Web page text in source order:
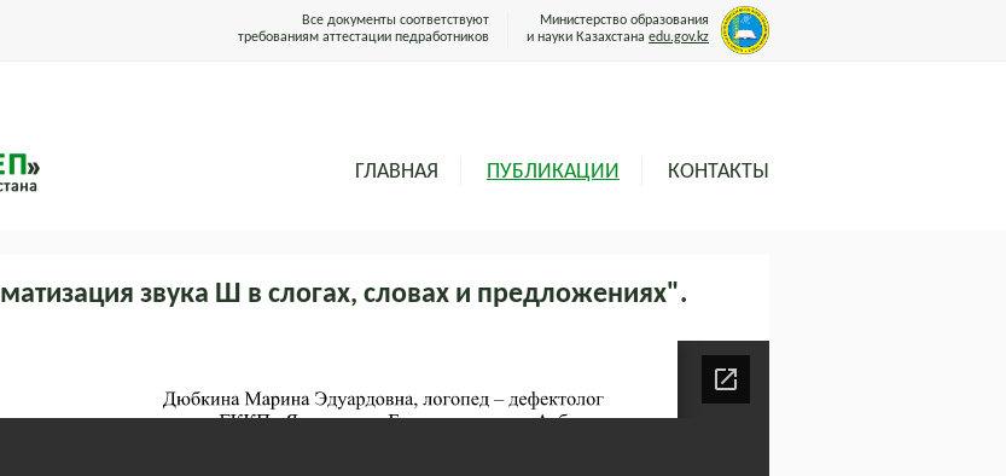
Все документы соответствуют
требованиям аттестации педработников
Министерство образования
и науки Казахстана edu.gov.kz
ГЛАВНАЯ ПУБЛИКАЦИИ КОНТАКТЫ
звука Ш в слогах, словах и предложениях".